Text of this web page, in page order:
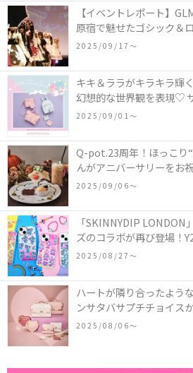
【イベントレポート】
原宿で魅せたゴシック＆
2025/09/17〜
キキ＆ララがキラキラ輝
幻想的な世界観を表現♡
ツインスターズ』50周年
2025/09/01〜
Q-pot.23周年！ほっこり
んがアニバーサリーをお
ーキアクセサリー」が新
「かぼちゃのオバケーキ
2025/09/06〜
「SKINNYDIP LONDON
ズのコラボが再び登場！
作コレクションを発売♪
2025/08/27〜
ハートが隣り合ったよう
ンサタバサプチチョイス
いHeart Collectionが発売
2025/08/06〜